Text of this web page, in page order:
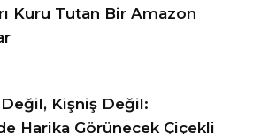
Kuru Tutan Bir Amazon
Kişniş Değil:
Harika Görünecek Çiçekli